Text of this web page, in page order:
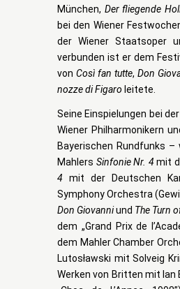
München, Der fliegende
bei den Wiener
der Wiener Staatsoper
verbunden ist er dem
vonCosì fan tutte,Don
nozze di Figaro leitete.
Seine Einspielungen bei
Wiener Philharmonikern
Bayerischen Rundfunks
Mahlers Sinfonie Nr. 4mit
4 mit der Deutschen
Symphony Orchestra
Don Giovanniund The Turn
dem „Grand Prix de
dem Mahler Chamber
Lutosławski mit Solveig
Werken von Britten mit